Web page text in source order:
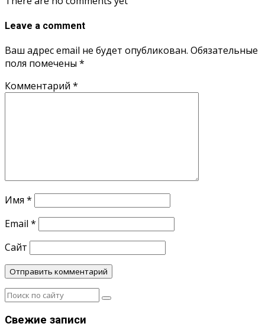
Leave a comment
Ваш адрес email не будет опубликован. Обязательные
поля помечены *
Комментарий *
Имя *
Email *
Сайт
Свежие записи